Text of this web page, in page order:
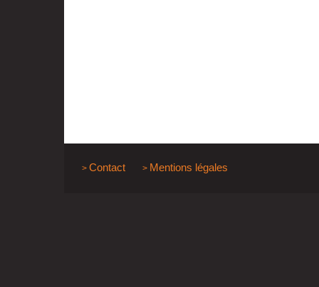
> Contact > Mentions légales